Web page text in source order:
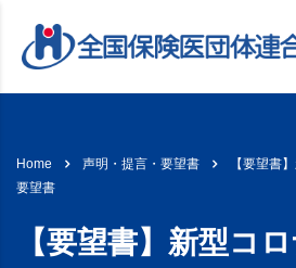
Home 声明・提言・要望書
【要望書
要望書
【要望書】新型コ